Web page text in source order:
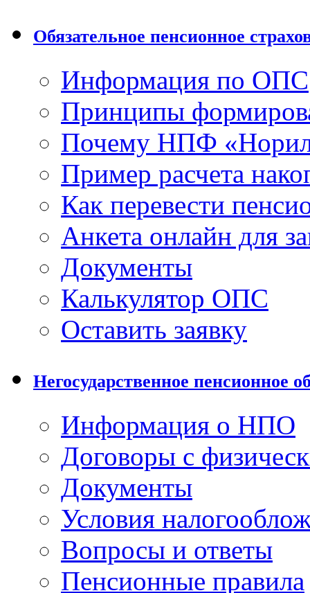
Обязательное пенсионное
Информация по ОПС
Принципы
Почему НПФ
Пример расчета
Как перевести
Анкета онлайн для
Документы
Калькулятор ОПС
Оставить заявку
Негосударственное пенсионное
Информация о НПО
Договоры с
Документы
Условия
Вопросы и ответы
Пенсионные правила